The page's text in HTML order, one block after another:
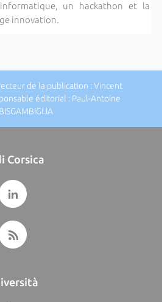
un hackathon et la
innovation.
de la publication : Vincent
éditorial : Paul-Antoine
BISGAMBIGLIA
Corsica